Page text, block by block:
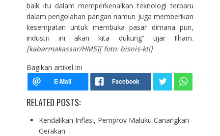
baik itu dalam memperkenalkan teknologi terbaru
dalam pengolahan pangan namun juga memberikan
kesempatan untuk membuka pasar dimana pun,
industri ini akan kita dukung” ujar Ilham.
[kabarmakassar/HMS][ foto: bisnis-kti]
Bagikan artikel ini
RELATED POSTS:
Kendalikan Inflasi, Pemprov Maluku Canangkan
Gerakan…